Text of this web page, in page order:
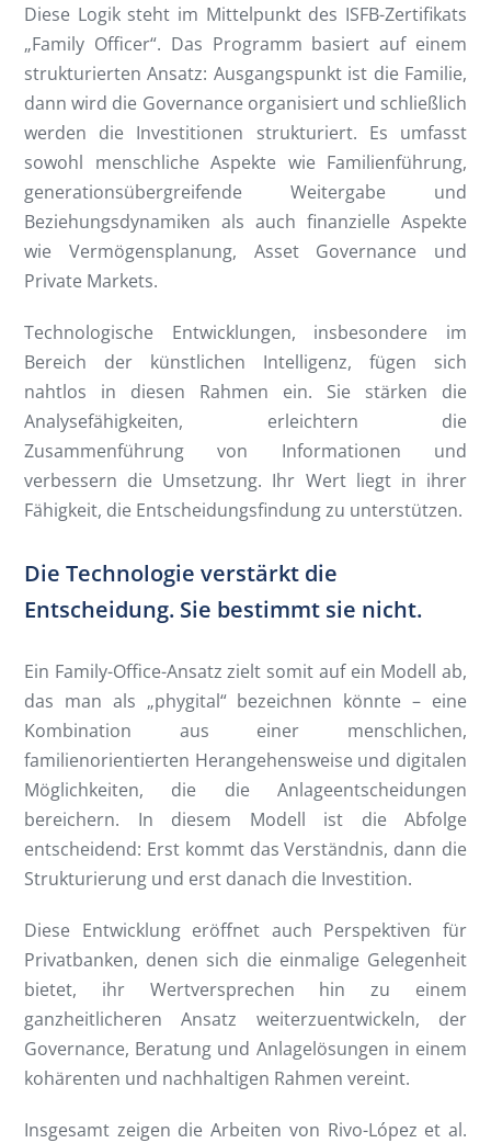
Diese Logik steht im Mittelpunkt des ISFB-Zertifikats
„Family Officer“. Das Programm basiert auf einem
strukturierten Ansatz: Ausgangspunkt ist die Familie,
dann wird die Governance organisiert und schließlich
werden die Investitionen strukturiert. Es umfasst
sowohl menschliche Aspekte wie Familienführung,
generationsübergreifende Weitergabe und
Beziehungsdynamiken als auch finanzielle Aspekte
wie Vermögensplanung, Asset Governance und
Private Markets.
Technologische Entwicklungen, insbesondere im
Bereich der künstlichen Intelligenz, fügen sich
nahtlos in diesen Rahmen ein. Sie stärken die
Analysefähigkeiten, erleichtern die
Zusammenführung von Informationen und
verbessern die Umsetzung. Ihr Wert liegt in ihrer
Fähigkeit, die Entscheidungsfindung zu unterstützen.
Die Technologie verstärkt die
Entscheidung. Sie bestimmt sie nicht.
Ein Family-Office-Ansatz zielt somit auf ein Modell ab,
das man als „phygital“ bezeichnen könnte – eine
Kombination aus einer menschlichen,
familienorientierten Herangehensweise und digitalen
Möglichkeiten, die die Anlageentscheidungen
bereichern. In diesem Modell ist die Abfolge
entscheidend: Erst kommt das Verständnis, dann die
Strukturierung und erst danach die Investition.
Diese Entwicklung eröffnet auch Perspektiven für
Privatbanken, denen sich die einmalige Gelegenheit
bietet, ihr Wertversprechen hin zu einem
ganzheitlicheren Ansatz weiterzuentwickeln, der
Governance, Beratung und Anlagelösungen in einem
kohärenten und nachhaltigen Rahmen vereint.
Insgesamt zeigen die Arbeiten von Rivo-López et al.